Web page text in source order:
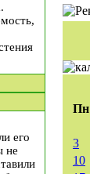
его
не
Пн
3
10